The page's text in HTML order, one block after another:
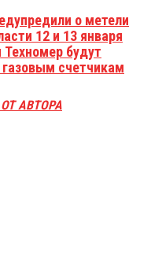
о метели
12 и 13 января
Техномер будут
счетчикам
АВТОРА